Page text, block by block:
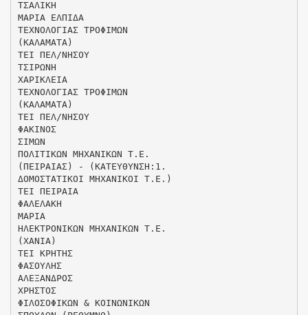
ΤΣΑΛΙΚΗ
ΜΑΡΙΑ ΕΛΠΙΔΑ
ΤΕΧΝΟΛΟΓΙΑΣ ΤΡΟΦΙΜΩΝ
(ΚΑΛΑΜΑΤΑ)
ΤΕΙ ΠΕΛ/ΝΗΣΟΥ
ΤΣΙΡΩΝΗ
ΧΑΡΙΚΛΕΙΑ
ΤΕΧΝΟΛΟΓΙΑΣ ΤΡΟΦΙΜΩΝ
(ΚΑΛΑΜΑΤΑ)
ΤΕΙ ΠΕΛ/ΝΗΣΟΥ
ΦΑΚΙΝΟΣ
ΣΙΜΩΝ
ΠΟΛΙΤΙΚΩΝ ΜΗΧΑΝΙΚΩΝ Τ.Ε.
(ΠΕΙΡΑΙΑΣ) - (ΚΑΤΕΥΘΥΝΣΗ:1.
ΔΟΜΟΣΤΑΤΙΚΟΙ ΜΗΧΑΝΙΚΟΙ Τ.Ε.)
ΤΕΙ ΠΕΙΡΑΙΑ
ΦΑΛΕΛΑΚΗ
ΜΑΡΙΑ
ΗΛΕΚΤΡΟΝΙΚΩΝ ΜΗΧΑΝΙΚΩΝ Τ.Ε.
(ΧΑΝΙΑ)
ΤΕΙ ΚΡΗΤΗΣ
ΦΑΣΟΥΛΗΣ
ΑΛΕΞΑΝΔΡΟΣ
ΧΡΗΣΤΟΣ
ΦΙΛΟΣΟΦΙΚΩΝ & ΚΟΙΝΩΝΙΚΩΝ